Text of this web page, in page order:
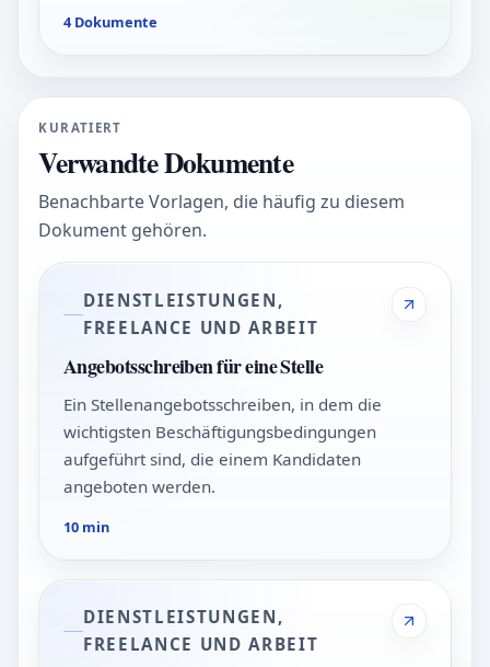
4 Dokumente
KURATIERT
Verwandte Dokumente
Benachbarte Vorlagen, die häufig zu diesem
Dokument gehören.
DIENSTLEISTUNGEN,
FREELANCE UND ARBEIT
Angebotsschreiben für eine Stelle
Ein Stellenangebotsschreiben, in dem die
wichtigsten Beschäftigungsbedingungen
aufgeführt sind, die einem Kandidaten
angeboten werden.
10 min
DIENSTLEISTUNGEN,
FREELANCE UND ARBEIT